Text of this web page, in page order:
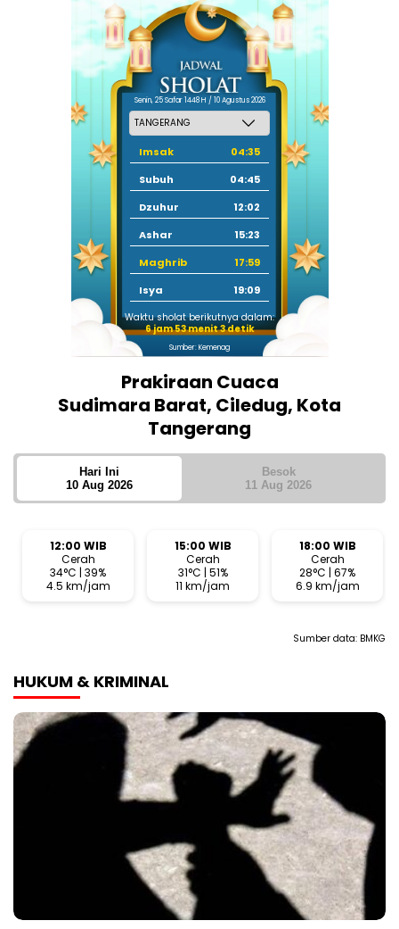
Senin, 25 Safar 1448 H / 10 Agustus 2026
Imsak
04:35
Subuh
04:45
Dzuhur
12:02
Ashar
15:23
Maghrib
17:59
Isya
19:09
Waktu sholat berikutnya dalam:
6 jam 53 menit 2 detik
Sumber: Kemenag
Prakiraan Cuaca
Sudimara Barat, Ciledug, Kota
Tangerang
Hari Ini
10 Aug 2026
Besok
11 Aug 2026
12:00 WIB
Cerah
34°C | 39%
4.5 km/jam
15:00 WIB
Cerah
31°C | 51%
11 km/jam
18:00 WIB
Cerah
28°C | 67%
6.9 km/jam
Sumber data: BMKG
HUKUM & KRIMINAL